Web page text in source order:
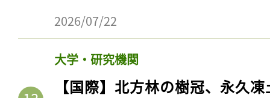
2026/07/22
大学・研究機関
【国際】北方林の樹冠、永久